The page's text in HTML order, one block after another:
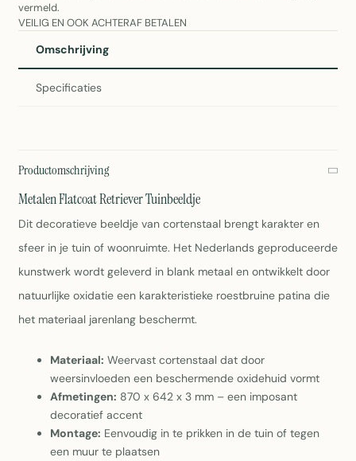
vermeld.
VEILIG EN OOK ACHTERAF BETALEN
Omschrijving
Specificaties
Productomschrijving
Metalen Flatcoat Retriever Tuinbeeldje
Dit decoratieve beeldje van cortenstaal brengt karakter en
sfeer in je tuin of woonruimte. Het Nederlands geproduceerde
kunstwerk wordt geleverd in blank metaal en ontwikkelt door
natuurlijke oxidatie een karakteristieke roestbruine patina die
het materiaal jarenlang beschermt.
Materiaal: Weervast cortenstaal dat door
weersinvloeden een beschermende oxidehuid vormt
Afmetingen: 870 x 642 x 3 mm – een imposant
decoratief accent
Montage: Eenvoudig in te prikken in de tuin of tegen
een muur te plaatsen